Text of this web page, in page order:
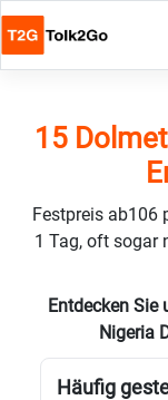
15
Festpreis ab106
1 Tag, oft sogar
Entdecken Sie
Nigeria
Häufig